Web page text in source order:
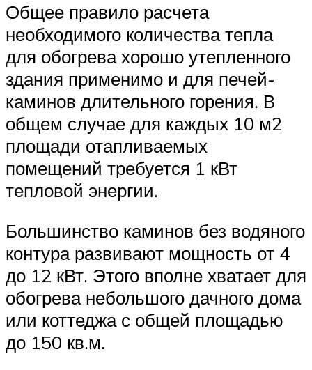
Общее правило расчета
необходимого количества тепла
для обогрева хорошо утепленного
здания применимо и для печей-
каминов длительного горения. В
общем случае для каждых 10 м2
площади отапливаемых
помещений требуется 1 кВт
тепловой энергии.
Большинство каминов без водяного
контура развивают мощность от 4
до 12 кВт. Этого вполне хватает для
обогрева небольшого дачного дома
или коттеджа с общей площадью
до 150 кв.м.